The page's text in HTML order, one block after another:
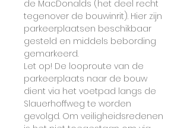
de MacDonalds (het deel recht
tegenover de bouwinrit). Hier zijn
parkeerplaatsen beschikbaar
gesteld en middels bebording
gemarkeerd.
Let op! De looproute van de
parkeerplaats naar de bouw
dient via het voetpad langs de
Slauerhoffweg te worden
gevolgd. Om veiligheidsredenen